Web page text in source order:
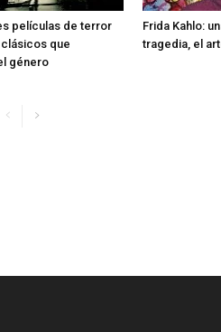
películas de terror
que
género
Frida Kahlo:
tragedia, el